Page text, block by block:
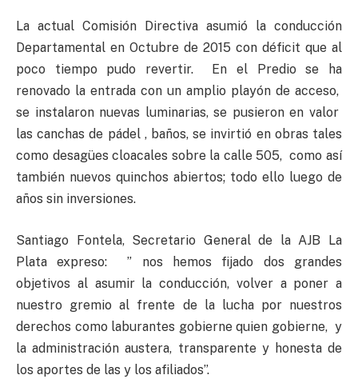
La actual Comisión Directiva asumió la conducción
Departamental en Octubre de 2015 con déficit que al
poco tiempo pudo revertir. En el Predio se ha
renovado la entrada con un amplio playón de acceso,
se instalaron nuevas luminarias, se pusieron en valor
las canchas de pádel , baños, se invirtió en obras tales
como desagües cloacales sobre la calle 505, como así
también nuevos quinchos abiertos; todo ello luego de
años sin inversiones.
Santiago Fontela, Secretario General de la AJB La
Plata expreso: ” nos hemos fijado dos grandes
objetivos al asumir la conducción, volver a poner a
nuestro gremio al frente de la lucha por nuestros
derechos como laburantes gobierne quien gobierne, y
la administración austera, transparente y honesta de
los aportes de las y los afiliados”.